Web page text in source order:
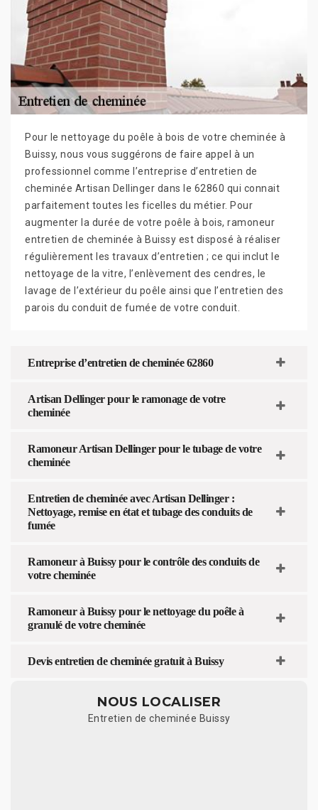
Pour le nettoyage du poêle à bois de votre cheminée à
Buissy, nous vous suggérons de faire appel à un
professionnel comme l’entreprise d’entretien de
cheminée Artisan Dellinger dans le 62860 qui connait
parfaitement toutes les ficelles du métier. Pour
augmenter la durée de votre poêle à bois, ramoneur
entretien de cheminée à Buissy est disposé à réaliser
régulièrement les travaux d’entretien ; ce qui inclut le
nettoyage de la vitre, l’enlèvement des cendres, le
lavage de l’extérieur du poêle ainsi que l’entretien des
parois du conduit de fumée de votre conduit.
Entreprise d’entretien de cheminée 62860
Artisan Dellinger pour le ramonage de votre
cheminée
Ramoneur Artisan Dellinger pour le tubage de votre
cheminée
Entretien de cheminée avec Artisan Dellinger :
Nettoyage, remise en état et tubage des conduits de
fumée
Ramoneur à Buissy pour le contrôle des conduits de
votre cheminée
Ramoneur à Buissy pour le nettoyage du poêle à
granulé de votre cheminée
Devis entretien de cheminée gratuit à Buissy
NOUS LOCALISER
Entretien de cheminée Buissy